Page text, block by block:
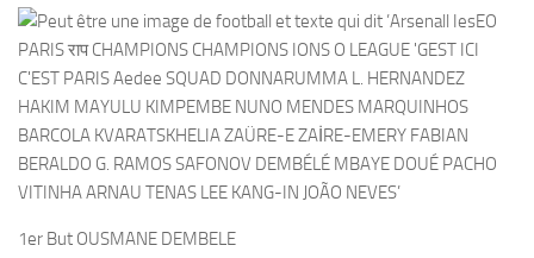
1er But OUSMANE DEMBELE